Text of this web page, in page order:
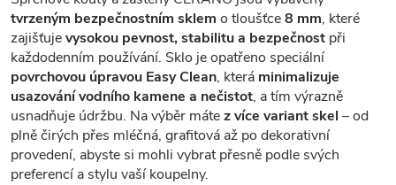
tvrzeným bezpečnostním sklem o tloušťce8 mm, které
zajišťujevysokou pevnost, stabilitu a bezpečnost při
každodenním používání. Sklo je opatřeno speciální
povrchovou úpravou Easy Clean, která minimalizuje
usazování vodního kamene a nečistot, a tím výrazně
usnadňuje údržbu. Na výběr mátez více variant skel – od
plně čirých přes mléčná, grafitová až po dekorativní
provedení, abyste si mohli vybrat přesně podle svých
preferencí a stylu vaší koupelny.